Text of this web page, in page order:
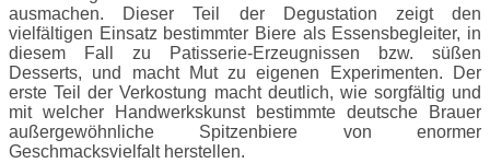
ausmachen. Dieser Teil der Degustation zeigt den
vielfältigen Einsatz bestimmter Biere als Essensbegleiter, in
diesem Fall zu Patisserie-Erzeugnissen bzw. süßen
Desserts, und macht Mut zu eigenen Experimenten. Der
erste Teil der Verkostung macht deutlich, wie sorgfältig und
mit welcher Handwerkskunst bestimmte deutsche Brauer
außergewöhnliche Spitzenbiere von enormer
Geschmacksvielfalt herstellen.